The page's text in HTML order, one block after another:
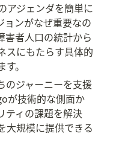
アジェンダを簡単に
ョンがなぜ重要なの
害者人口の統計から
スにもたらす具体的
。
のジャーニーを支援
が技術的な側面か
ティの課題を解決
大規模に提供できる